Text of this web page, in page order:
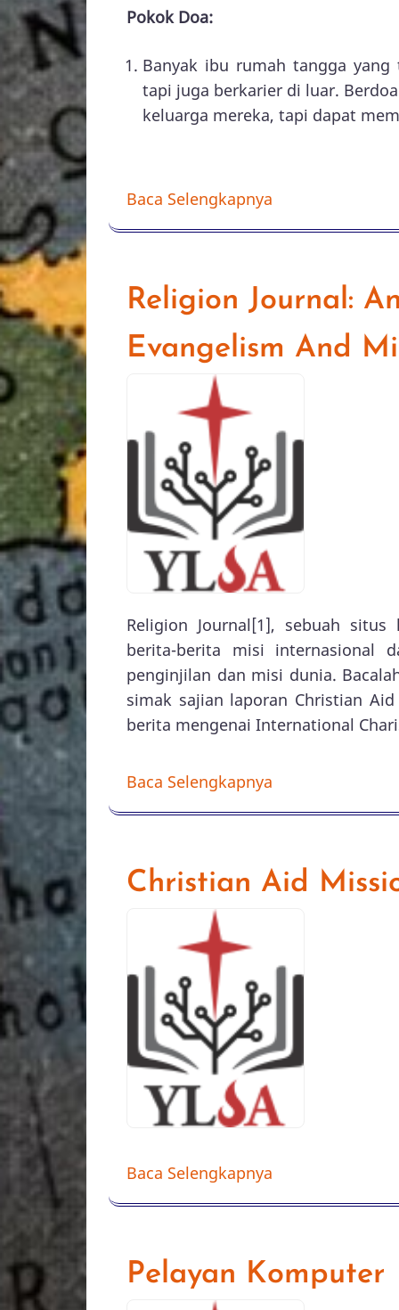
Pokok Doa:
Banyak ibu rumah tangga
tapi juga berkarier di luar.
keluarga mereka, tapi dapat
Baca Selengkapnya
Religion Journal:
Evangelism And
Religion Journal[1], sebuah
berita-berita misi internasional
penginjilan dan misi dunia.
simak sajian laporan Christian
berita mengenai International
Baca Selengkapnya
Christian Aid
Baca Selengkapnya
Pelayan Komputer